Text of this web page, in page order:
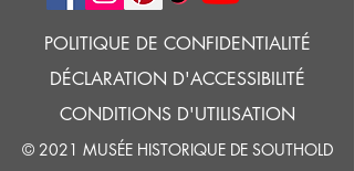
POLITIQUE DE CONFIDENTIALITÉ
DÉCLARATION D'ACCESSIBILITÉ
CONDITIONS D'UTILISATION
© 2021 MUSÉE HISTORIQUE DE SOUTHOLD